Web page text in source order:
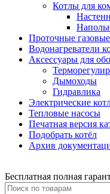
Котлы для
Проточные
Водонагреватели
Аксессуары для
Дымоходы
Гидравлика
Электрические
Тепловые насосы
Печатная версия
Подобрать котёл
Архив
Бесплатная полная